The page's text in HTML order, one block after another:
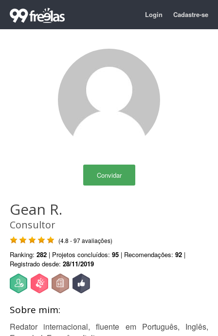
Login Cadastre-se
Convidar
Gean R.
Consultor
(4.8 - 97 avaliações)
Ranking: 282 | Projetos concluídos: 95 | Recomendações: 92 |
Registrado desde: 28/11/2019
Sobre mim:
Redator internacional, fluente em Português, Inglês,